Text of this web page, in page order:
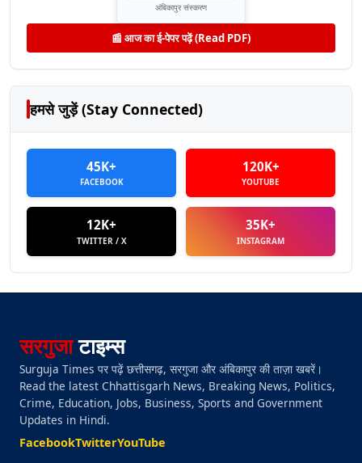
अंबिकापुर संस्करण
📰 आज का ई-पेपर पढ़ें (Read PDF)
हमसे जुड़ें (Stay Connected)
45K+
FACEBOOK
120K+
YOUTUBE
12K+
TWITTER / X
35K+
INSTAGRAM
सरगुजाटाइम्स
Surguja Times पर पढ़ें छत्तीसगढ़, सरगुजा और अंबिकापुर की ताज़ा खबरें।
Read the latest Chhattisgarh News, Breaking News, Politics,
Crime, Education, Jobs, Business, Sports and Government
Updates in Hindi.
FacebookTwitterYouTube